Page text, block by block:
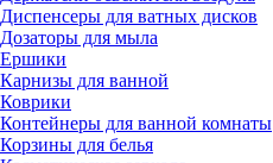
Диспенсеры для ватных дисков
Дозаторы для мыла
Ершики
Карнизы для ванной
Коврики
Контейнеры для ванной комнаты
Корзины для белья